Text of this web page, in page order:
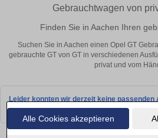
Alle Cookies akzeptieren
Gebrauchtwagen von
Finden Sie in Aachen Ihren
Suchen Sie in Aachen einen Opel GT
gebrauchte GT von GT in verschiedenen
privat und vom
Leider konnten wir derzeit keine passenden
bald wieder vorbei!